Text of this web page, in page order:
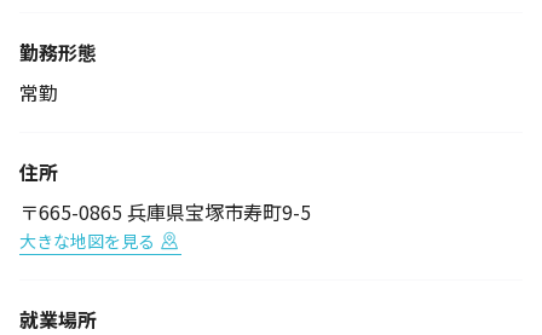
勤務形態
常勤
住所
〒665-0865 兵庫県宝塚市寿町9-5
大きな地図を見る
就業場所